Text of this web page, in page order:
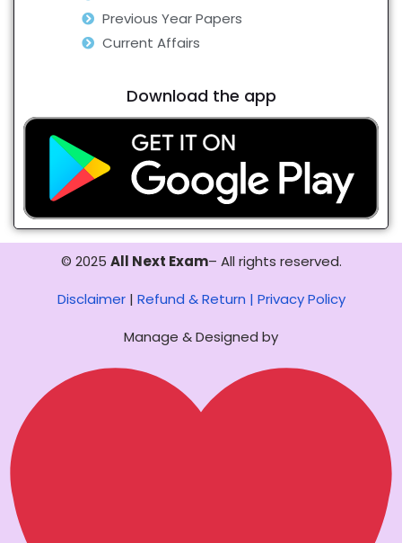
Previous Year Papers
Current Affairs
Download the app
© 2025 All Next Exam– All rights reserved.
Disclaimer| Refund & Return | Privacy Policy
Manage & Designed by